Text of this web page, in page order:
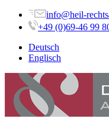
info@heil-
+49 (0)69-46 99
Deutsch
Englisch